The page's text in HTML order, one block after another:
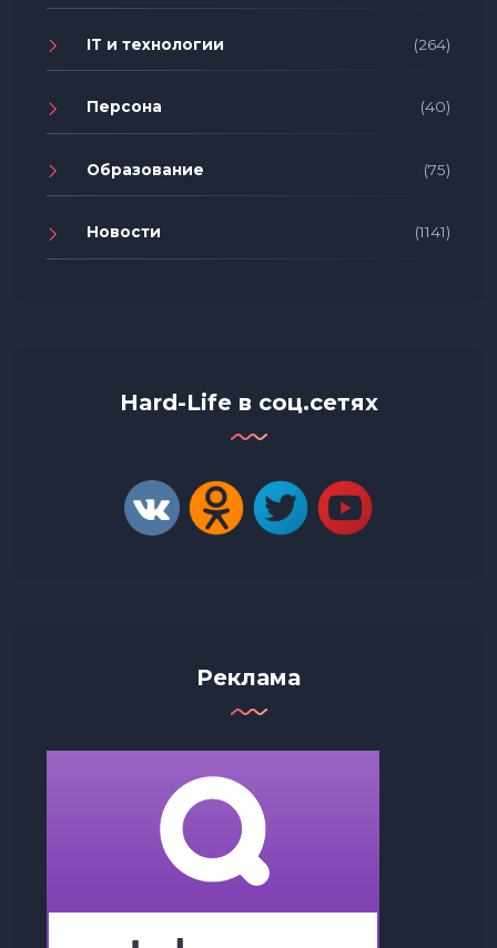
IT и технологии (264)
Персона (40)
Образование (75)
Новости (1141)
Hard-Life в соц.сетях
Реклама